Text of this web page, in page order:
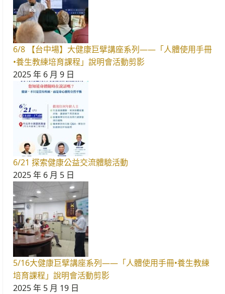
6/8 【台中場】大健康巨擘講座系列——「人體使用手冊
•養生教練培育課程」說明會活動剪影
2025 年 6 月 9 日
6/21 探索健康公益交流體驗活動
2025 年 6 月 5 日
5/16大健康巨擘講座系列——「人體使用手冊•養生教練
培育課程」說明會活動剪影
2025 年 5 月 19 日